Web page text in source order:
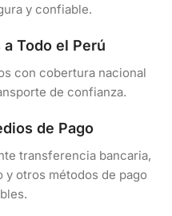
y confiable.
Todo el Perú
con cobertura nacional
de confianza.
de Pago
transferencia bancaria,
y otros métodos de pago